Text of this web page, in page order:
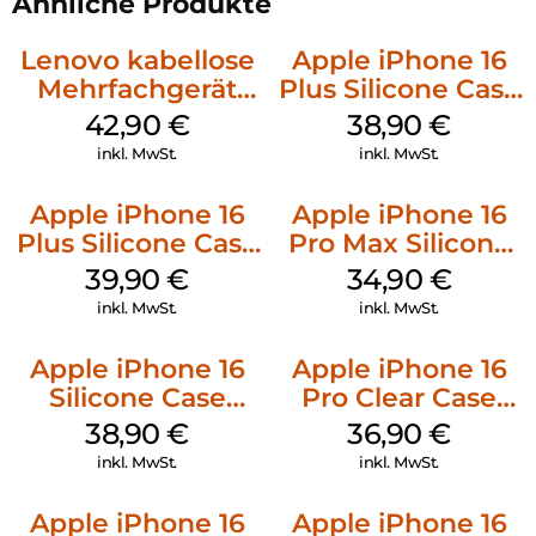
Lenovo kabellose
Mehrfachgerät
Luna Grey
42,90 €
inkl. MwSt.
Apple iPhone 16
Plus Silicone Case
MagSafe Denim
38,90€
inkl. MwSt.
Apple iPhone 16
Plus Silicone Case
MagSafe Plum
39,90€
inkl. MwSt.
Apple iPhone 16
Pro Max Silicone
Case MagSafe
Denim
34,90 €
inkl. MwSt.
Apple iPhone 16
Silicone Case
MagSafe
Ultramarine
38,90€
inkl. MwSt.
Apple iPhone 16
Pro Clear Case
MagSafe
Transparent
36,90€
inkl. MwSt.
Apple iPhone 16 Apple iPhone 16